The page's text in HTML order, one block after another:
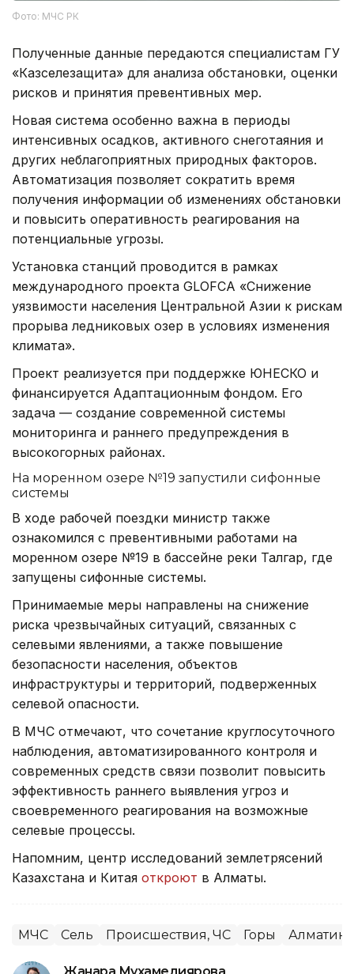
Фото: МЧС РК
Полученные данные передаются специалистам ГУ
«Казселезащита» для анализа обстановки, оценки
рисков и принятия превентивных мер.
Новая система особенно важна в периоды
интенсивных осадков, активного снеготаяния и
других неблагоприятных природных факторов.
Автоматизация позволяет сократить время
получения информации об изменениях обстановки
и повысить оперативность реагирования на
потенциальные угрозы.
Установка станций проводится в рамках
международного проекта GLOFCA «Снижение
уязвимости населения Центральной Азии к рискам
прорыва ледниковых озер в условиях изменения
климата».
Проект реализуется при поддержке ЮНЕСКО и
финансируется Адаптационным фондом. Его
задача — создание современной системы
мониторинга и раннего предупреждения в
высокогорных районах.
На моренном озере №19 запустили сифонные
системы
В ходе рабочей поездки министр также
ознакомился с превентивными работами на
моренном озере №19 в бассейне реки Талгар, где
запущены сифонные системы.
Принимаемые меры направлены на снижение
риска чрезвычайных ситуаций, связанных с
селевыми явлениями, а также повышение
безопасности населения, объектов
инфраструктуры и территорий, подверженных
селевой опасности.
В МЧС отмечают, что сочетание круглосуточного
наблюдения, автоматизированного контроля и
современных средств связи позволит повысить
эффективность раннего выявления угроз и
своевременного реагирования на возможные
селевые процессы.
Напомним, центр исследований землетрясений
Казахстана и Китая откроют в Алматы.
МЧС Сель Происшествия, ЧС Горы